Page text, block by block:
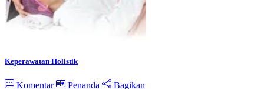
Keperawatan Holistik
Komentar Penanda
Bagikan